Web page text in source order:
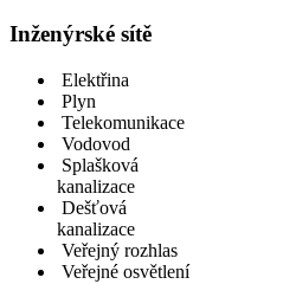
Inženýrské sítě
Elektřina
Plyn
Telekomunikace
Vodovod
Splašková
kanalizace
Dešťová
kanalizace
Veřejný rozhlas
Veřejné osvětlení